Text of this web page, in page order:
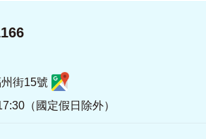
街15號
（國定假日除外）